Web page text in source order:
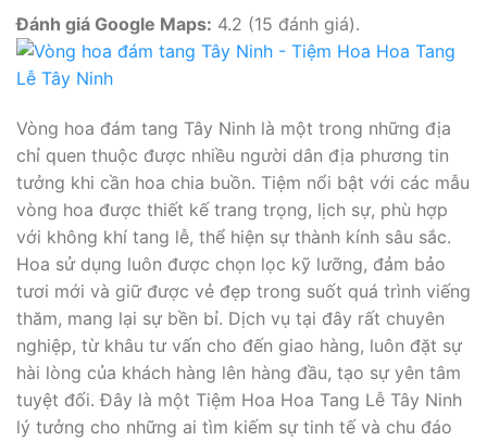
Đánh giá Google Maps: 4.2 (15 đánh giá).
Vòng hoa đám tang Tây Ninh là một trong những địa
chỉ quen thuộc được nhiều người dân địa phương tin
tưởng khi cần hoa chia buồn. Tiệm nổi bật với các mẫu
vòng hoa được thiết kế trang trọng, lịch sự, phù hợp
với không khí tang lễ, thể hiện sự thành kính sâu sắc.
Hoa sử dụng luôn được chọn lọc kỹ lưỡng, đảm bảo
tươi mới và giữ được vẻ đẹp trong suốt quá trình viếng
thăm, mang lại sự bền bỉ. Dịch vụ tại đây rất chuyên
nghiệp, từ khâu tư vấn cho đến giao hàng, luôn đặt sự
hài lòng của khách hàng lên hàng đầu, tạo sự yên tâm
tuyệt đối. Đây là một Tiệm Hoa Hoa Tang Lễ Tây Ninh
lý tưởng cho những ai tìm kiếm sự tinh tế và chu đáo